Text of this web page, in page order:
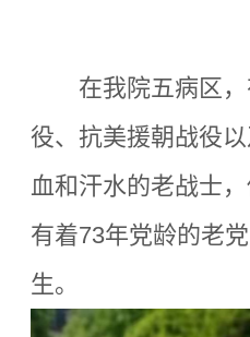
在我院五病区
役、抗美援朝战役
血和汗水的老战士
有着73年党龄的老
生。